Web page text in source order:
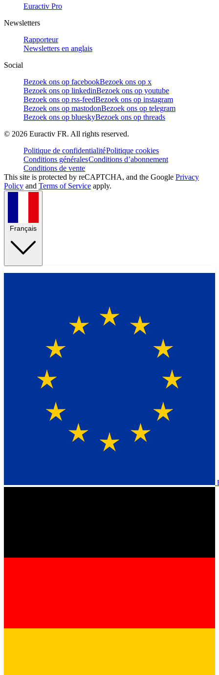
Euractiv Pro
Newsletters
Rapporteur
Newsletters en anglais
Social
Bezoek ons op facebookBezoek ons op x
Bezoek ons op linkedinBezoek ons op youtube
Bezoek ons op rss-feedBezoek ons op instagram
Bezoek ons op mastodonBezoek ons op telegram
Bezoek ons op blueskyBezoek ons op threads
© 2026 Euractiv FR. All rights reserved.
Politique de confidentialitéPolitique cookies
Conditions généralesConditions d’abonnement
Conditions de vente
This site is protected by reCAPTCHA, and the Google Privacy
Policy and Terms of Service apply.
Français